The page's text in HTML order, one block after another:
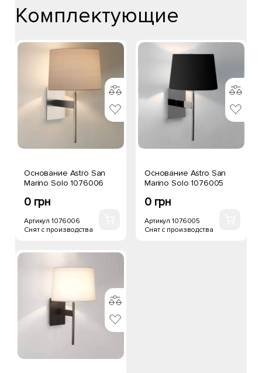
Комплектующие
Основание Astro San
Marino Solo 1076006
0 грн
Артикул 1076006
Снят с производства
Основание Astro San
Marino Solo 1076005
0 грн
Артикул 1076005
Снят с производства